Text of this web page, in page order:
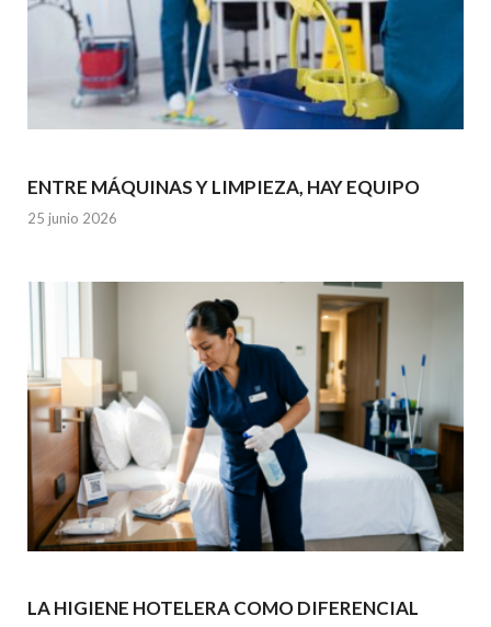
ENTRE MÁQUINAS Y LIMPIEZA, HAY EQUIPO
25 junio 2026
LA HIGIENE HOTELERA COMO DIFERENCIAL